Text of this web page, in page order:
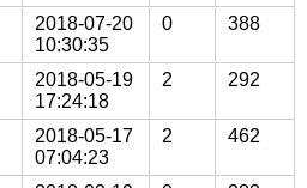
2018-07-20
10:30:35
0 388
2018-05-19
17:24:18
2 292
2018-05-17
07:04:23
2 462